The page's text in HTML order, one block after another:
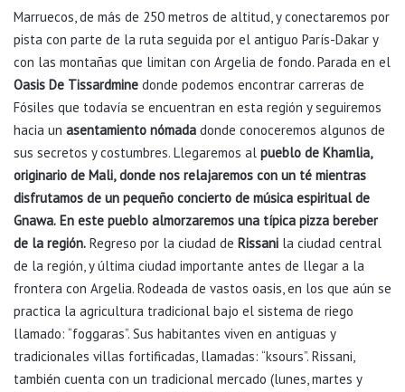
Marruecos, de más de 250 metros de altitud, y conectaremos por
pista con parte de la ruta seguida por el antiguo París-Dakar y
con las montañas que limitan con Argelia de fondo. Parada en el
Oasis De Tissardmine donde podemos encontrar carreras de
Fósiles que todavía se encuentran en esta región y seguiremos
hacia un asentamiento nómada donde conoceremos algunos de
sus secretos y costumbres. Llegaremos al pueblo de Khamlia,
originario de Mali, donde nos relajaremos con un té mientras
disfrutamos de un pequeño concierto de música espiritual de
Gnawa. En este pueblo almorzaremos una típica pizza bereber
de la región. Regreso por la ciudad de Rissani la ciudad central
de la región, y última ciudad importante antes de llegar a la
frontera con Argelia. Rodeada de vastos oasis, en los que aún se
practica la agricultura tradicional bajo el sistema de riego
llamado: “foggaras”. Sus habitantes viven en antiguas y
tradicionales villas fortificadas, llamadas: “ksours”. Rissani,
también cuenta con un tradicional mercado (lunes, martes y